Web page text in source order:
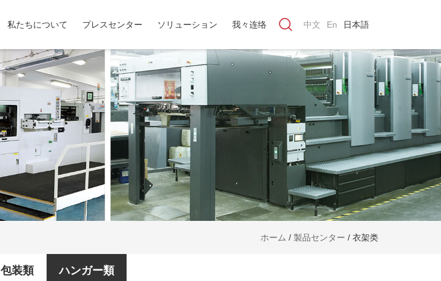
私たちについて プレスセンター ソリューション 我々连络 中文 En 日本語
ホーム / 製品センター / 衣架类
包装類 ハンガー類